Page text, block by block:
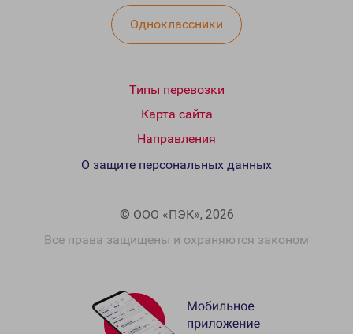
Одноклассники
Типы перевозки
Карта сайта
Направления
© ООО «ПЭК», 2026
Все права защищены и охраняются законом
О защите персональных данных